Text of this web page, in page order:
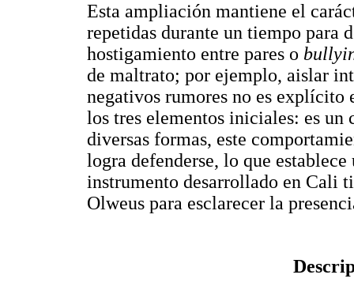
Esta ampliación mantiene el
repetidas durante un tiempo para
hostigamiento entre pares o
de maltrato; por ejemplo, aislar
negativos rumores no es explícito
los tres elementos iniciales: es
diversas formas, este
logra defenderse, lo que
instrumento desarrollado en Cali
Olweus para esclarecer la